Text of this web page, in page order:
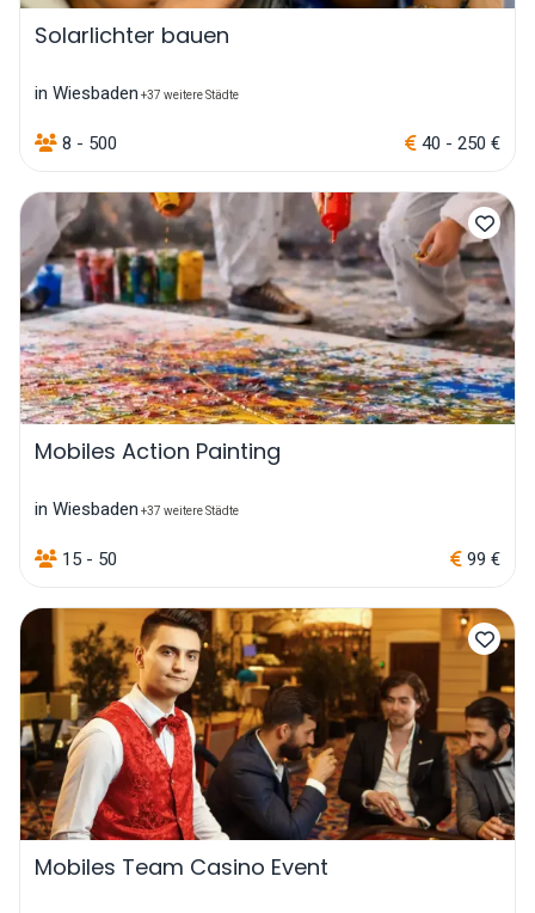
Solarlichter bauen
in Wiesbaden +37 weitere Städte
8 - 500 40 - 250 €
Mobiles Action Painting
in Wiesbaden +37 weitere Städte
15 - 50 99 €
Mobiles Team Casino Event